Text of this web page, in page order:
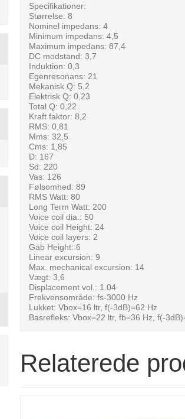
Specifikationer:
Størrelse: 8
Nominel impedans: 4
Minimum impedans: 4,5
Maximum impedans: 87,4
DC modstand: 3,7
Induktion: 0,3
Egenresonans: 21
Mekanisk Q: 5,2
Elektrisk Q: 0,23
Total Q: 0,22
Kraft faktor: 8,2
RMS: 0,81
Mms: 32,5
Cms: 1,85
D: 167
Sd: 220
Vas: 126
Følsomhed: 89
RMS Watt: 80
Long Term Watt: 200
Voice coil dia.: 50
Voice coil Height: 24
Voice coil layers: 2
Gab Height: 6
Linear excursion: 9
Max. mechanical excursion: 14
Vægt: 3,6
Displacement vol.: 1.04
Frekvensområde: fs-3000 Hz
Lukket: Vbox=16 ltr, f(-3dB)=62 Hz
Basrefleks: Vbox=22 ltr, fb=36 Hz, f(-
Relaterede